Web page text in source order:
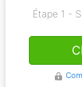
Étape 1 -